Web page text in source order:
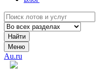
Найти
Меню
Au.ru